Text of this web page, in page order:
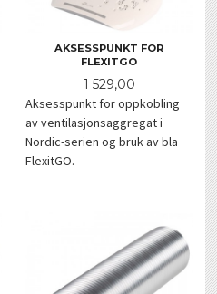
AKSESSPUNKT FOR
FLEXITGO
Pris
1 529,00
Aksesspunkt for oppkobling
av ventilasjonsaggregat i
Nordic-serien og bruk av bla
FlexitGO.